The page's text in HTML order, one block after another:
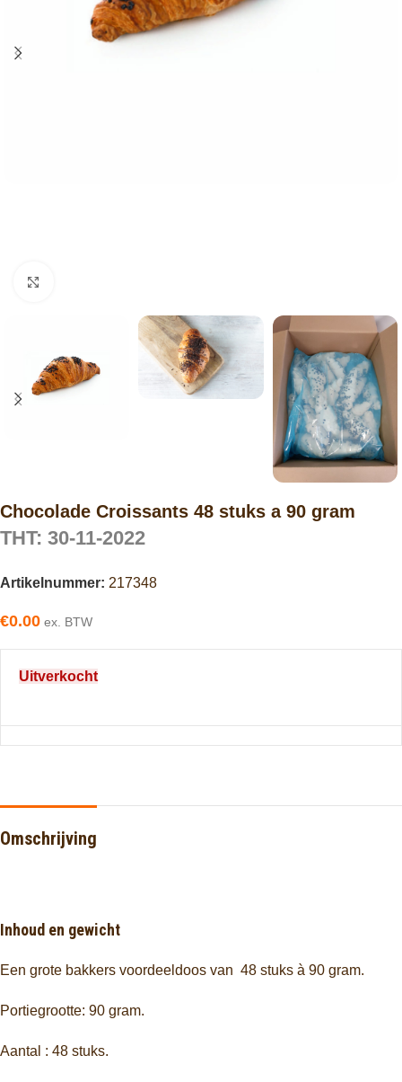
Chocolade Croissants 48 stuks a 90 gram
THT: 30-11-2022
Artikelnummer: 217348
€0.00 ex. BTW
Uitverkocht
Omschrijving
Inhoud en gewicht
Een grote bakkers voordeeldoos van 48 stuks à 90 gram.
Portiegrootte: 90 gram.
Aantal : 48 stuks.